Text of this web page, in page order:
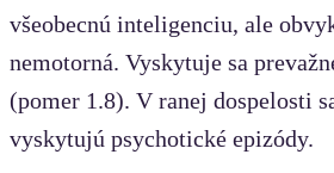
všeobecnú inteligenciu, ale
nemotorná. Vyskytuje sa
(pomer 1.8). V ranej dospelosti
vyskytujú psychotické epizódy.